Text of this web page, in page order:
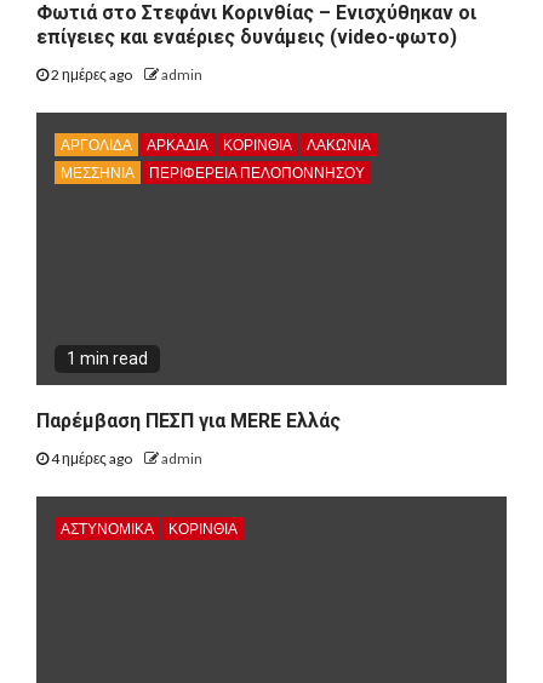
Φωτιά στο Στεφάνι Κορινθίας – Ενισχύθηκαν οι
επίγειες και εναέριες δυνάμεις (video-φωτο)
2 ημέρες ago admin
ΑΡΓΟΛΙΔΑ ΑΡΚΑΔΊΑ ΚΟΡΙΝΘΊΑ
ΛΑΚΩΝΙΑ
ΜΕΣΣΗΝΙΑ
ΠΕΡΙΦΈΡΕΙΑ ΠΕΛΟΠΟΝΝΉΣΟΥ
1 min read
Παρέμβαση ΠΕΣΠ για MERE Ελλάς
4 ημέρες ago admin
ΑΣΤΥΝΟΜΙΚΑ ΚΟΡΙΝΘΊΑ